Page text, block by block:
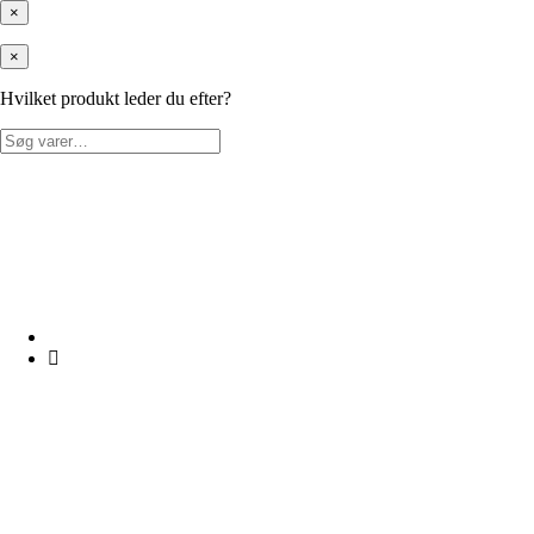
×
×
Hvilket produkt leder du efter?
Søg
efter: